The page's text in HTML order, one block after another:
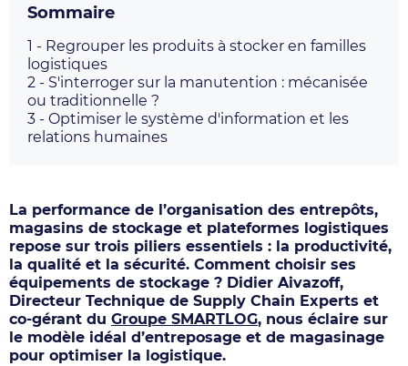
Sommaire
1 - Regrouper les produits à stocker en familles
logistiques
2 - S'interroger sur la manutention : mécanisée
ou traditionnelle ?
3 - Optimiser le système d'information et les
relations humaines
La performance de l’organisation des entrepôts,
magasins de stockage et plateformes logistiques
repose sur trois piliers essentiels : la productivité,
la qualité et la sécurité. Comment choisir ses
équipements de stockage ? Didier Aivazoff,
Directeur Technique de Supply Chain Experts et
co-gérant du Groupe SMARTLOG, nous éclaire sur
le modèle idéal d’entreposage et de magasinage
pour optimiser la logistique.